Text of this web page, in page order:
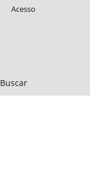
Buscar
Acesso